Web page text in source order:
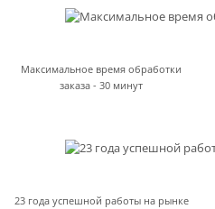
Максимальное время обработки
заказа - 30 минут
23 года успешной работы на рынке